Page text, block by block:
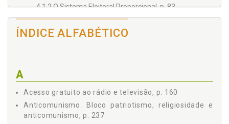
4.1.2 O Sistema Eleitoral Proporcional, p. 83
4.1.3 O Sistema de Voto Distrital, p. 86
4.1.4 O Sistema Eleitoral Misto, p. 87
4.2.4 Sistema Multipartidário, p. 96
4.3 O HISTÓRICO DOS SISTEMAS ELEITORAL E
PARTIDÁRIO NO BRASIL, p. 98
ÍNDICE ALFABÉTICO
A
Acesso gratuito ao rádio e televisão, p. 160
Anticomunismo. Bloco patriotismo, religiosidade e
anticomunismo, p. 237